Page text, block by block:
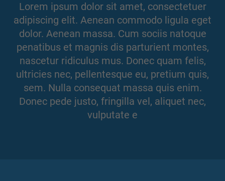
Lorem ipsum dolor sit amet, consectetuer
adipiscing elit. Aenean commodo ligula eget
dolor. Aenean massa. Cum sociis natoque
penatibus et magnis dis parturient montes,
nascetur ridiculus mus. Donec quam felis,
ultricies nec, pellentesque eu, pretium quis,
sem. Nulla consequat massa quis enim.
Donec pede justo, fringilla vel, aliquet nec,
vulputate e